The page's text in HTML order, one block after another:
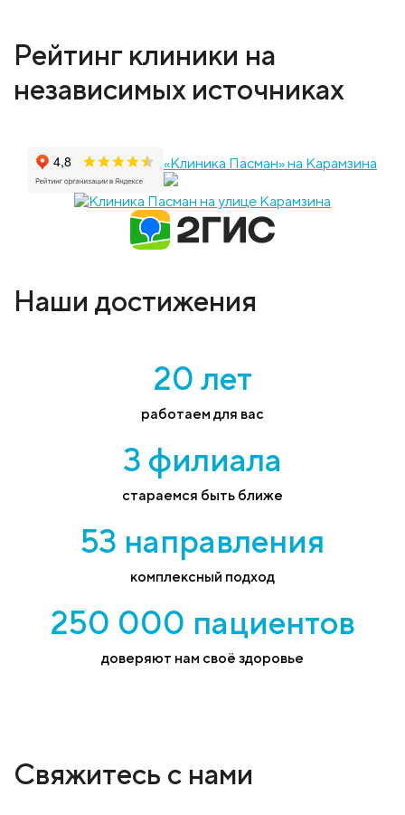
Рейтинг клиники на
независимых источниках
«Клиника Пасман» на Карамзина
Наши достижения
20 лет
работаем для вас
3 филиала
стараемся быть ближе
53 направления
комплексный подход
250 000 пациентов
доверяют нам своё здоровье
Свяжитесь с нами